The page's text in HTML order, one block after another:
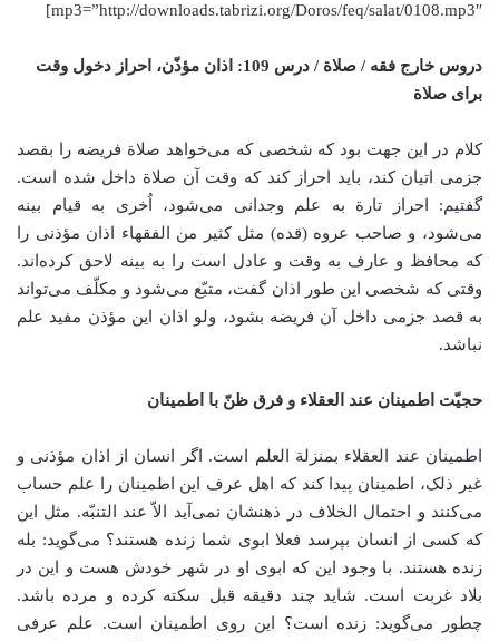
mp3=”http://downloads.tabrizi.org/Doros/feq/salat/0108.mp3″]
دروس خارج فقه / صلاة / درس 109: اذان مؤذّن، احراز دخول وقت
برای صلاة
کلام در این جهت بود که شخصی که می‌خواهد صلاة‌ فریضه را بقصد
جزمی اتیان کند، باید احراز کند که وقت آن صلاة داخل شده است.
گفتیم: احراز تارة به علم وجدانی می‌شود، اُخری به قیام بینه
می‌شود، و صاحب عروه (قده) مثل کثیر من الفقهاء اذان مؤذنی را
که محافظ و عارف به وقت و عادل است را به بینه لاحق کرده‌اند.
وقتی که شخصی این طور اذان گفت، متبّع می‌شود و مکلّف می‌تواند
به قصد جزمی داخل آن فریضه بشود، ولو اذان این مؤذن مفید علم
نباشد.
حجیّت اطمینان عند العقلاء و فرق ظنّ با اطمینان
اطمینان عند العقلاء بمنزلة العلم است. اگر انسان از اذان مؤذنی و
غیر ذلک، اطمینان پیدا کند که اهل عرف این اطمینان را علم حساب
می‌کنند و احتمال الخلاف در ذهنشان نمی‌آید الاّ عند التنبّه. مثل این
که کسی از انسان بپرسد فعلا ابوی شما زنده هستند؟ می‌گوید: بله
زنده هستند. با وجود این که ابوی او در شهر خودش هست و این در
بلاد غربت است. شاید چند دقیقه قبل سکته کرده و مرده باشد.
چطور می‌گوید: زنده است؟ این روی اطمینان است. علم عرفی